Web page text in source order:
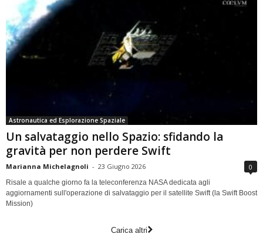
Astronautica ed Esplorazione Spaziale
Un salvataggio nello Spazio: sfidando la
gravità per non perdere Swift
Marianna Michelagnoli - 23 Giugno 2026 0
Risale a qualche giorno fa la teleconferenza NASA dedicata agli
aggiornamenti sull'operazione di salvataggio per il satellite Swift (la Swift Boost
Mission)
Carica altri